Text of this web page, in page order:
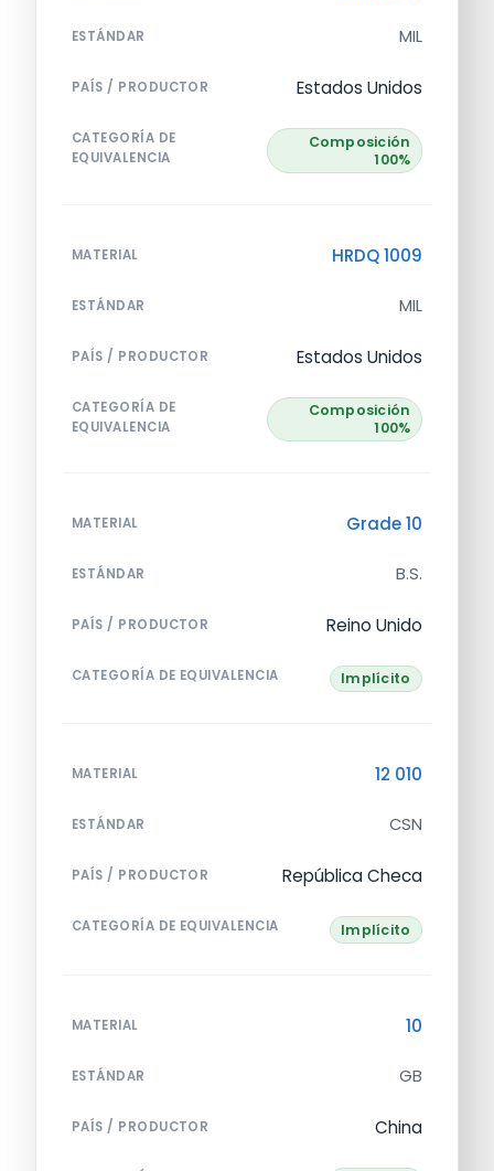
ESTÁNDAR MIL
PAÍS / PRODUCTOR Estados Unidos
CATEGORÍA DE
EQUIVALENCIA
Composición
100%
MATERIAL HRDQ 1009
ESTÁNDAR MIL
PAÍS / PRODUCTOR Estados Unidos
CATEGORÍA DE
EQUIVALENCIA
Composición
100%
MATERIAL Grade 10
ESTÁNDAR B.S.
PAÍS / PRODUCTOR Reino Unido
CATEGORÍA DE EQUIVALENCIA Implícito
MATERIAL 12 010
ESTÁNDAR CSN
PAÍS / PRODUCTOR República Checa
CATEGORÍA DE EQUIVALENCIA Implícito
MATERIAL 10
ESTÁNDAR GB
PAÍS / PRODUCTOR China